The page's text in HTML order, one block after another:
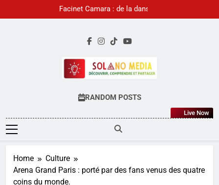
to
Facinet Camara : de la danse au
rap, l’histoire d’une passion
SOLANO MEDIA
RANDOM POSTS
Live Now
Home
Culture
Arena Grand Paris : porté par des fans venus des quatre
coins du monde.